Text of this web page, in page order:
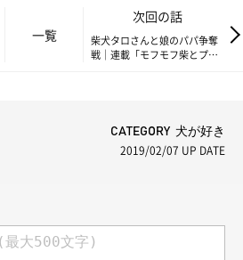
一覧
次回の話
柴犬タロさんと娘のパパ争奪
戦｜連載「モフモフ柴とプニ
CATEGORY 犬が好き
2019/02/07 UP DATE